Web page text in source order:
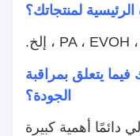
لمنتجاتك؟
يتعلق بمراقبة
الجودة؟
دائمًا أهمية كبيرة